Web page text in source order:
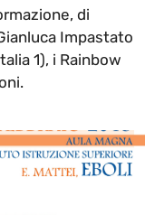
di
Impastato
1), i Rainbow